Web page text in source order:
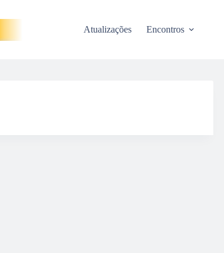
Atualizações Encontros